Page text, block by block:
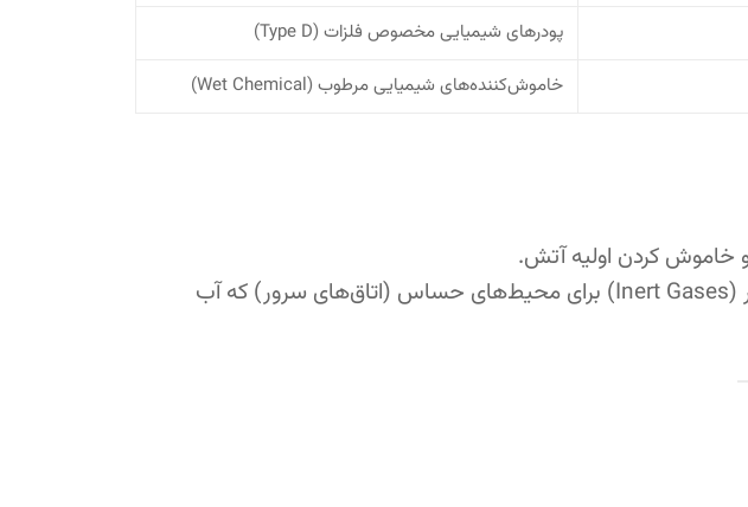
پودرهای شیمیایی مخصوص فلزات (Type D)
خاموش‌کننده‌های شیمیایی مرطوب (Wet Chemical)
خاموش کردن اولیه آتش.
استفاده از گازهایی مانند CO2، هالوکربن‌ها یا گازهای بی‌اثر (Inert Gases) برای محیط‌های حساس (اتاق‌های سرور) که آب